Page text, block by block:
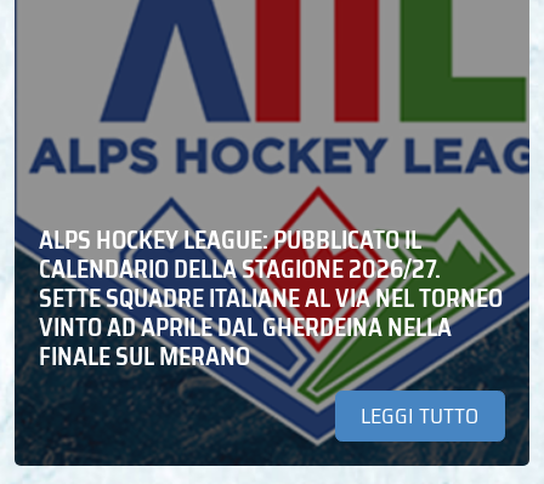
ALPS HOCKEY LEAGUE: PUBBLICATO IL
CALENDARIO DELLA STAGIONE 2026/27.
SETTE SQUADRE ITALIANE AL VIA NEL TORNEO
VINTO AD APRILE DAL GHERDEINA NELLA
FINALE SUL MERANO
LEGGI TUTTO